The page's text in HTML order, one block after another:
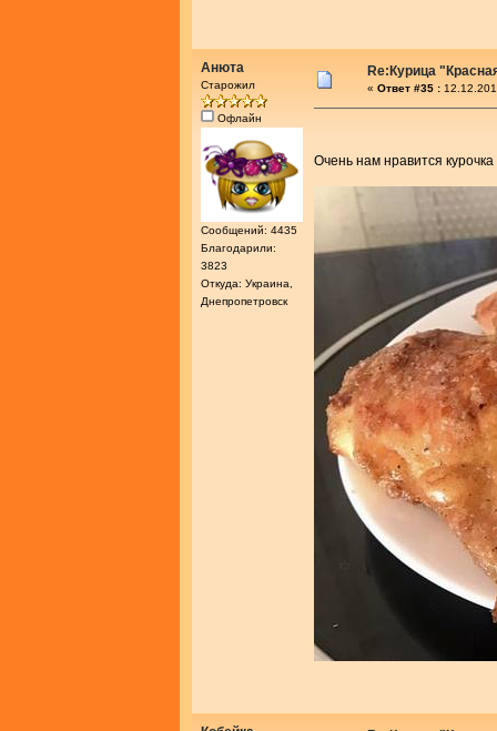
Анюта
Старожил
Офлайн
Сообщений: 4435
Благодарили:
3823
Откуда: Украина,
Днепропетровск
Re:Курица
« Ответ #35 :
Очень нам нравится